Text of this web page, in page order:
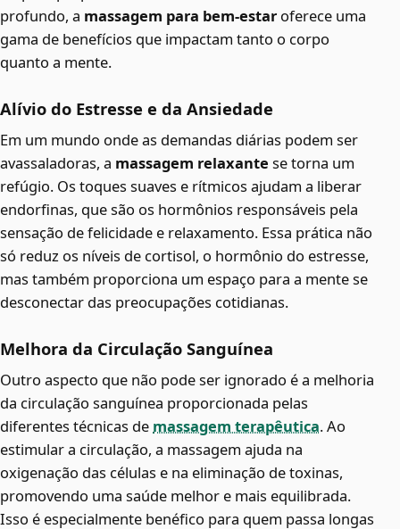
profundo, a massagem para bem-estar oferece uma
gama de benefícios que impactam tanto o corpo
quanto a mente.
Alívio do Estresse e da Ansiedade
Em um mundo onde as demandas diárias podem ser
avassaladoras, a massagem relaxante se torna um
refúgio. Os toques suaves e rítmicos ajudam a liberar
endorfinas, que são os hormônios responsáveis pela
sensação de felicidade e relaxamento. Essa prática não
só reduz os níveis de cortisol, o hormônio do estresse,
mas também proporciona um espaço para a mente se
desconectar das preocupações cotidianas.
Melhora da Circulação Sanguínea
Outro aspecto que não pode ser ignorado é a melhoria
da circulação sanguínea proporcionada pelas
diferentes técnicas de massagem terapêutica. Ao
estimular a circulação, a massagem ajuda na
oxigenação das células e na eliminação de toxinas,
promovendo uma saúde melhor e mais equilibrada.
Isso é especialmente benéfico para quem passa longas